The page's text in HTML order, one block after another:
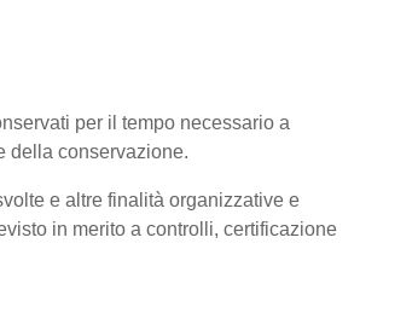
per il tempo necessario a
della conservazione.
e altre finalità organizzative e
in merito a controlli, certificazione